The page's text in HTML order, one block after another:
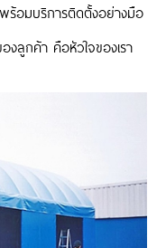
พร้อมบริการติดตั้งอย่างมือ
งลูกค้า คือหัวใจของเรา